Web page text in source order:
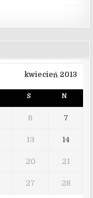
kwiecień 2013
S N
6 7
13 14
20 21
27 28